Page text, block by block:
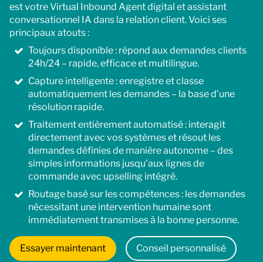
est votre Virtual Inbound Agent digital et assistant
conversationnel IA dans la relation client. Voici ses
principaux atouts :
Toujours disponible : répond aux demandes clients
24h/24 – rapide, efficace et multilingue.
Capture intelligente : enregistre et classe
automatiquement les demandes – la base d’une
résolution rapide.
Traitement entièrement automatisé : interagit
directement avec vos systèmes et résout les
demandes définies de manière autonome – des
simples informations jusqu’aux lignes de
commande avec upselling intégré.
Routage basé sur les compétences : les demandes
nécessitant une intervention humaine sont
immédiatement transmises à la bonne personne.
Essayer maintenant Conseil personnalisé